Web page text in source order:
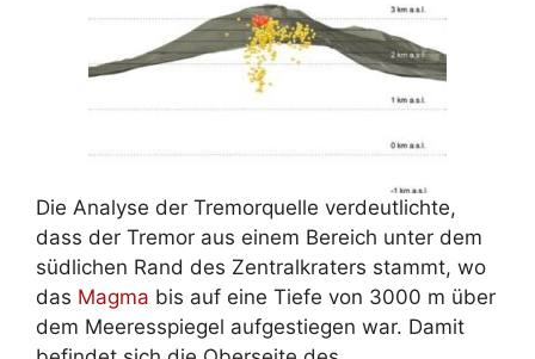
Die Analyse der Tremorquelle verdeutlichte,
dass der Tremor aus einem Bereich unter dem
südlichen Rand des Zentralkraters stammt, wo
das Magma bis auf eine Tiefe von 3000 m über
dem Meeresspiegel aufgestiegen war. Damit